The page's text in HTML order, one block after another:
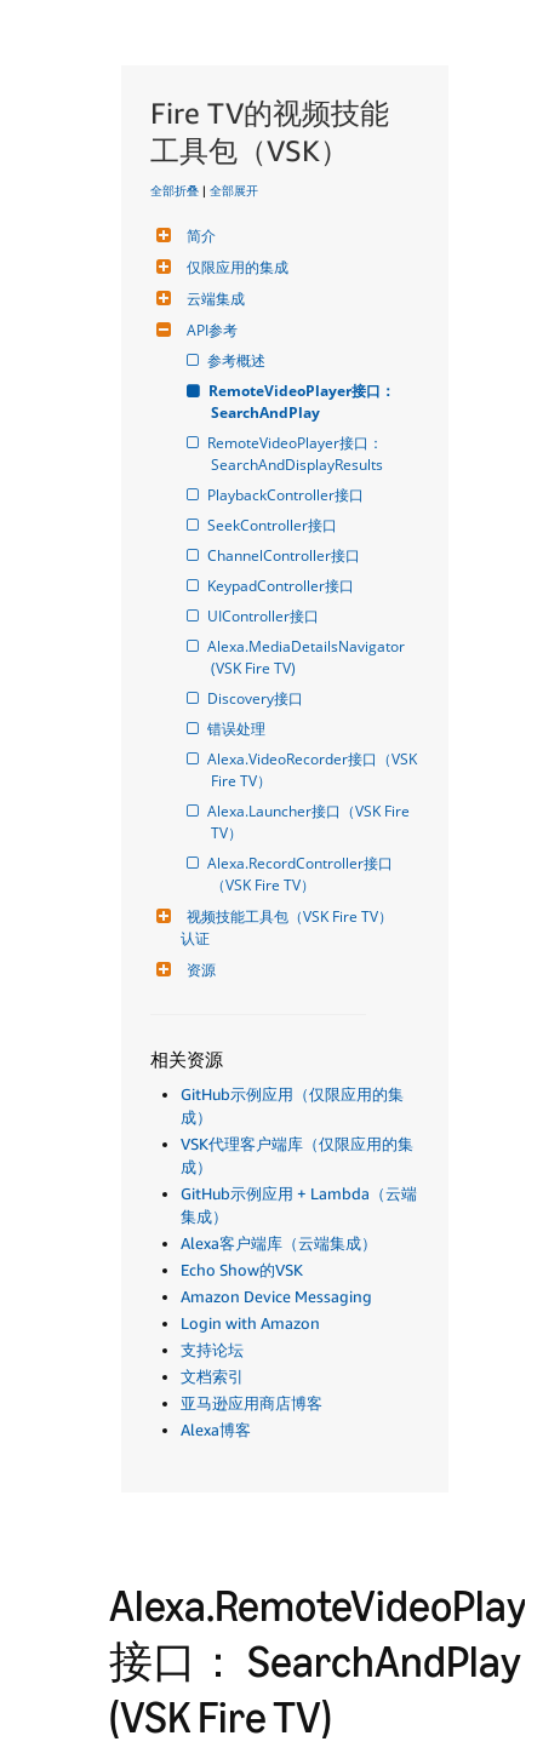
Fire TV的视频技能
工具包（VSK）
全部折叠 | 全部展开
简介
仅限应用的集成
云端集成
API参考
参考概述
RemoteVideoPlayer接口：
SearchAndPlay
RemoteVideoPlayer接口：
SearchAndDisplayResults
PlaybackController接口
SeekController接口
ChannelController接口
KeypadController接口
UIController接口
Alexa.MediaDetailsNavigator
(VSK Fire TV)
Discovery接口
错误处理
Alexa.VideoRecorder接口（VSK
Fire TV）
Alexa.Launcher接口（VSK Fire
TV）
Alexa.RecordController接口
（VSK Fire TV）
视频技能工具包（VSK Fire TV）
认证
资源
相关资源
GitHub示例应用（仅限应用的集
成）
VSK代理客户端库（仅限应用的集
成）
GitHub示例应用 + Lambda（云端
集成）
Alexa客户端库（云端集成）
Echo Show的VSK
Amazon Device Messaging
Login with Amazon
支持论坛
文档索引
亚马逊应用商店博客
Alexa博客
接口： SearchAndPlay
(VSK Fire TV)